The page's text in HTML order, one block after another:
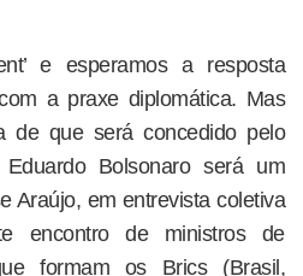
e esperamos a resposta
a praxe diplomática. Mas
de que será concedido pelo
Bolsonaro será um
Araújo, em entrevista coletiva
encontro de ministros de
formam os Brics (Brasil,